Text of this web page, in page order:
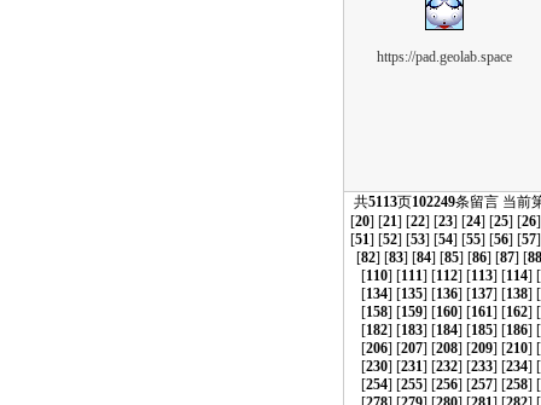
https://pad.geolab.space
共5113页102249条留言 当前
[20] [21] [22] [23] [24] [25] [26
[51] [52] [53] [54] [55] [56] [57
[82] [83] [84] [85] [86] [87] [88
[110] [111] [112] [113] [114] [
[134] [135] [136] [137] [138] [
[158] [159] [160] [161] [162] [
[182] [183] [184] [185] [186] [
[206] [207] [208] [209] [210] [
[230] [231] [232] [233] [234] [
[254] [255] [256] [257] [258] [